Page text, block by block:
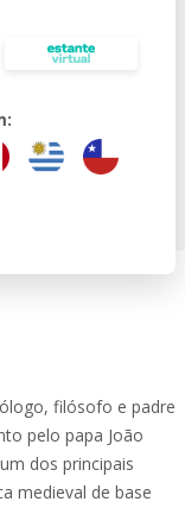
filósofo e padre
pelo papa João
dos principais
medieval de base